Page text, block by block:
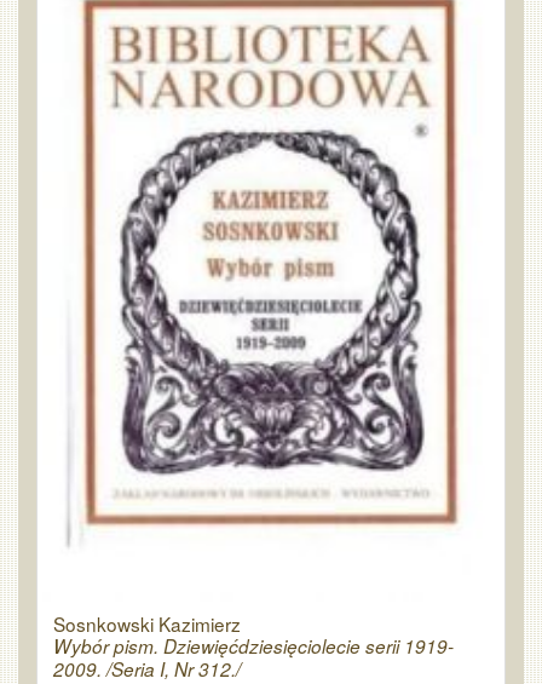
Sosnkowski Kazimierz
Wybór pism. Dziewięćdziesięciolecie serii 1919-
2009. /Seria I, Nr 312./